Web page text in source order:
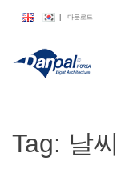
content
다운로드
Tag: 날